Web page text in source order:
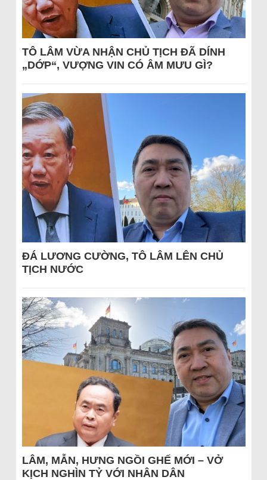
TÔ LÂM VỪA NHẬN CHỦ TỊCH ĐÃ DÍNH
„DỚP“, VƯỢNG VIN CÓ ÂM MƯU GÌ?
ĐÁ LƯƠNG CƯỜNG, TÔ LÂM LÊN CHỦ
TỊCH NƯỚC
LÂM, MẪN, HƯNG NGỒI GHẾ MỚI – VỞ
KỊCH NGHÌN TỶ VỚI NHÂN DÂN